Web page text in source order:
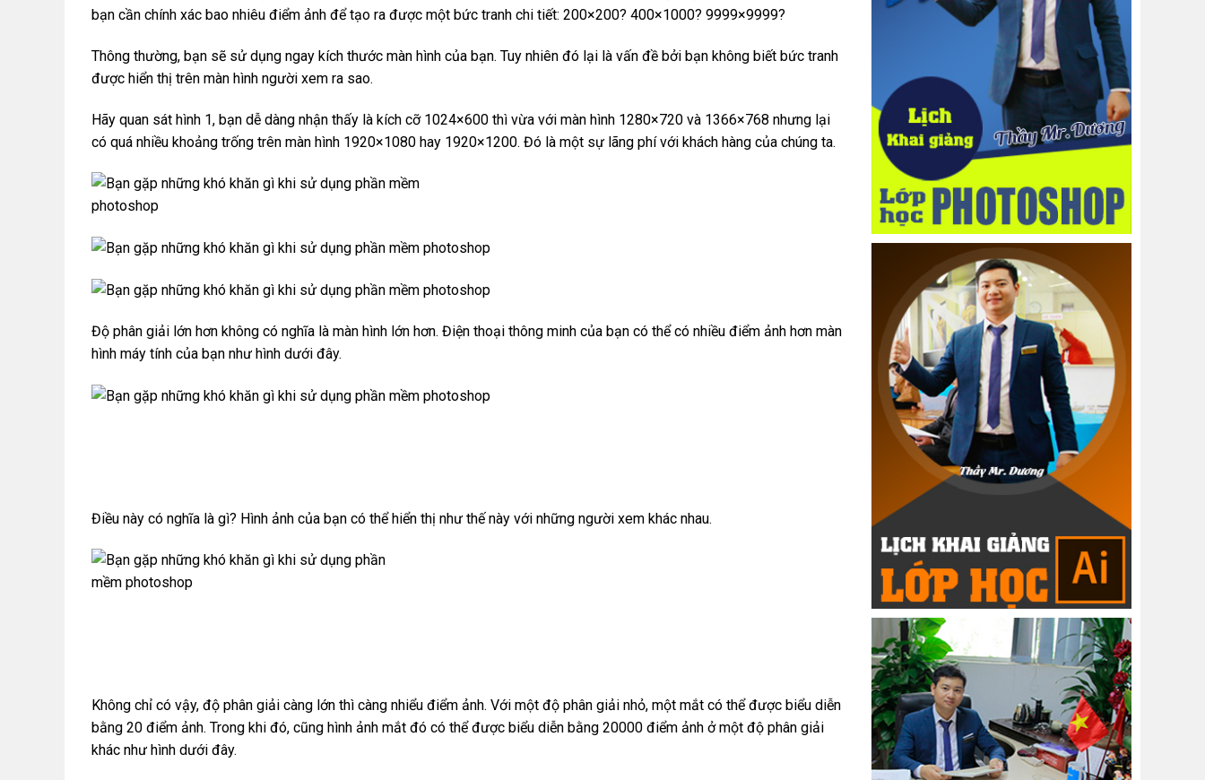
bạn cần chính xác bao nhiêu điểm ảnh để tạo ra được một bức tranh chi tiết: 200×200? 400×1000? 9999×9999?
Thông thường, bạn sẽ sử dụng ngay kích thước màn hình của bạn. Tuy nhiên đó lại là vấn đề bởi bạn không biết bức tranh
được hiển thị trên màn hình người xem ra sao.
Hãy quan sát hình 1, bạn dễ dàng nhận thấy là kích cỡ 1024×600 thì vừa với màn hình 1280×720 và 1366×768 nhưng lại
có quá nhiều khoảng trống trên màn hình 1920×1080 hay 1920×1200. Đó là một sự lãng phí với khách hàng của chúng ta.
Độ phân giải lớn hơn không có nghĩa là màn hình lớn hơn. Điện thoại thông minh của bạn có thể có nhiều điểm ảnh hơn màn
hình máy tính của bạn như hình dưới đây.
Điều này có nghĩa là gì? Hình ảnh của bạn có thể hiển thị như thế này với những người xem khác nhau.
Không chỉ có vậy, độ phân giải càng lớn thì càng nhiểu điểm ảnh. Với một độ phân giải nhỏ, một mắt có thể được biểu diễn
bằng 20 điểm ảnh. Trong khi đó, cũng hình ảnh mắt đó có thể được biểu diễn bằng 20000 điểm ảnh ở một độ phân giải
khác như hình dưới đây.